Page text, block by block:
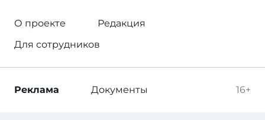
О проекте
Редакция
Для сотрудников
16+
Реклама Документы